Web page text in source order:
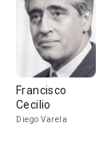
Francisco
Cecilio
Diego Varela